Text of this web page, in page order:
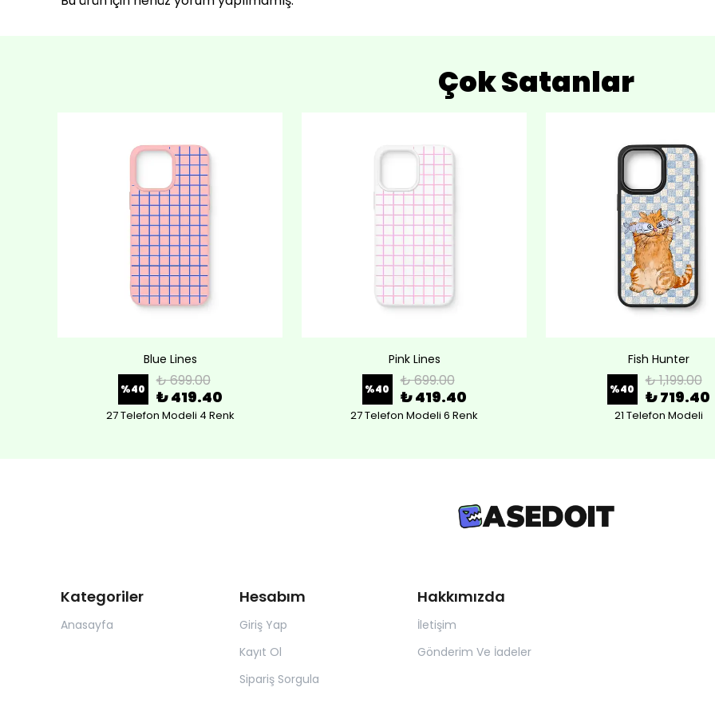
Çok Satanlar
Blue Lines
%40 ₺ 699.00
₺ 419.40
27 Telefon Modeli 4 Renk
Pink Lines
%40 ₺ 699.00
₺ 419.40
27 Telefon Modeli 6 Renk
Fish Hunter
%40 ₺ 1,199.00
₺ 719.40
21 Telefon Modeli
Kategoriler
Anasayfa
Hesabım
Giriş Yap
Kayıt Ol
Sipariş Sorgula
Hakkımızda
İletişim
Gönderim Ve İadeler